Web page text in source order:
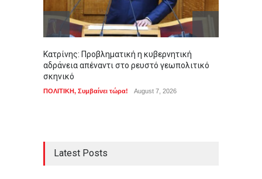
Κατρίνης: Προβληματική η κυβερνητική
αδράνεια απέναντι στο ρευστό γεωπολιτικό
σκηνικό
ΠΟΛΙΤΙΚΗ, Συμβαίνει τώρα! August 7, 2026
Latest Posts